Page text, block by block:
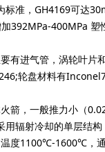
准，GH4169可达
392MPa-400MPa 塑
进气管，涡轮叶片
轮盘材料有
，一般推力小（
辐射冷却的单层结
度1100℃-1600℃，